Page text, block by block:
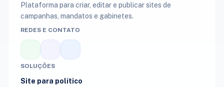
Plataforma para criar, editar e publicar sites de
campanhas, mandatos e gabinetes.
REDES E CONTATO
SOLUÇÕES
Site para político